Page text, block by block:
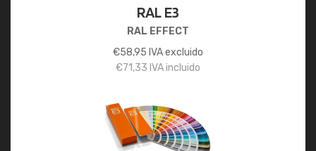
RAL E3
RAL EFFECT
€58,95 IVA excluido
€71,33 IVA incluido